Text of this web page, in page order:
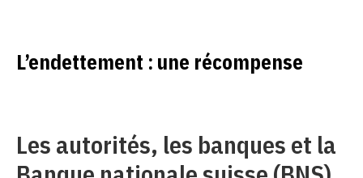
L’endettement : une récompense
Les autorités, les banques et la